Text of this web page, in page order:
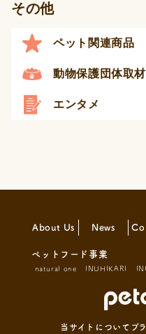
その他
ペット関連商品
動物保護団体取材
エンタメ
About Us News
ペットフード事業
natural one INUHIKARI
当サイトについて プ